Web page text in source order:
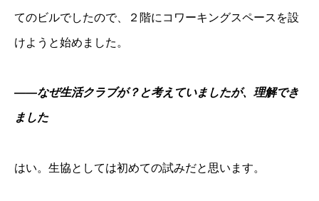
てのビルでしたので、２階にコワーキングスペースを設
けようと始めました。
――なぜ生活クラブが？と考えていましたが、理解でき
ました
はい。生協としては初めての試みだと思います。